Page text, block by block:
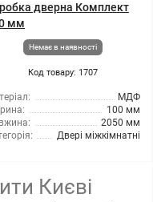
дверна Комплект
мм
Немає в наявності
Код товару: 1707
МДФ
100 мм
2050 мм
Двері міжкімнатні
Києві